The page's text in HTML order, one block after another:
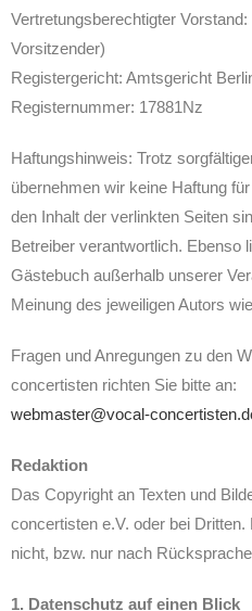
Vertretungsberechtigter
Vorsitzender)
Registergericht: Amtsgericht
Registernummer: 17881Nz
Haftungshinweis: Trotz
übernehmen wir keine Haftung
den Inhalt der verlinkten Seiten
Betreiber verantwortlich. Ebenso
Gästebuch außerhalb unserer
Meinung des jeweiligen Autors
Fragen und Anregungen zu den
concertisten richten Sie bitte an:
webmaster@vocal-
Redaktion
Das Copyright an Texten und
concertisten e.V. oder bei
nicht, bzw. nur nach
1. Datenschutz auf einen Blick